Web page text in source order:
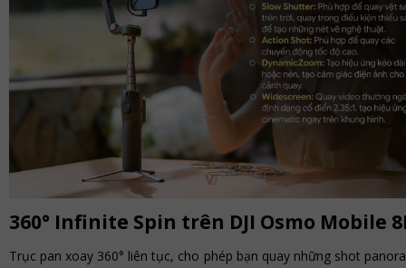
360° Infinite Spin trên DJI Osmo Mobile
Trục pan xoay 360° liên tục, cho phép bạn quay những shot